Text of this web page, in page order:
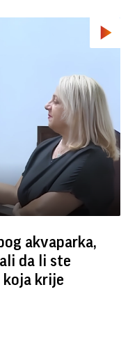
akvaparka,
da li ste
krije